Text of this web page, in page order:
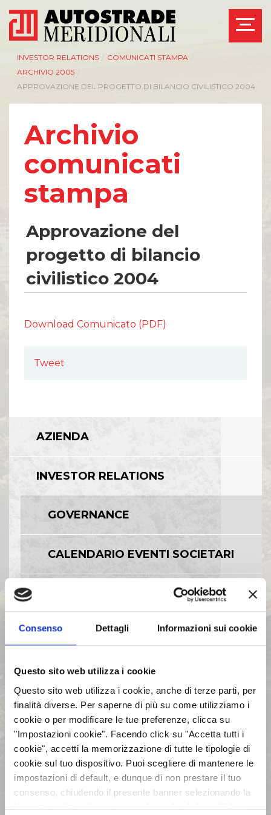
Consenso Dettagli Informazioni sui cookie
Questo sito web utilizza i cookie
Questo sito web utilizza i cookie, anche di terze parti, per
finalità diverse. Per saperne di più su come utilizziamo i
cookie o per modificare le tue preferenze, clicca su
"Impostazioni cookie". Facendo click su "Accetta tutti i
cookie", accetti la memorizzazione di tutte le tipologie di
cookie sul tuo dispositivo. Puoi scegliere di mantenere le
impostazioni di default, e dunque di non prestare il tuo
consenso, chiudendo il presente banner selezionando la
X posta in alto a destra oppure facendo click su “Rifiuta
INVESTOR RELATIONS COMUNICATI STAMPA
ARCHIVIO 2005
APPROVAZIONE DEL PROGETTO DI BILANCIO CIVILISTICO 2004
Archivio
comunicati
stampa
Approvazione del
progetto di bilancio
civilistico 2004
Download Comunicato (PDF)
Tweet
AZIENDA
INVESTOR RELATIONS
GOVERNANCE
CALENDARIO EVENTI SOCIETARI
EVENTI E DOCUMENTAZIONE
DISPONIBILE
BILANCI E RELAZIONI
ASSEMBLEE
COMUNICATI STAMPA
ARCHIVIO 2017